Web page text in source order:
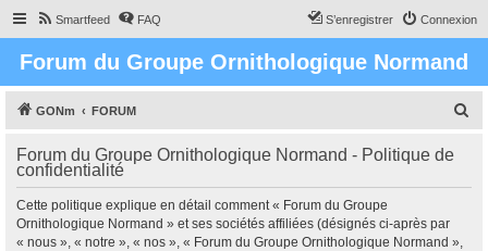
Smartfeed FAQ Connexion
S’enregistrer
Forum du Groupe Ornithologique Normand
GONm FORUM
h
Forum du Groupe Ornithologique Normand - Politique de
confidentialité
Cette politique explique en détail comment « Forum du Groupe
Ornithologique Normand » et ses sociétés affiliées (désignés ci-après par
« nous », « notre », « nos », « Forum du Groupe Ornithologique Normand »,